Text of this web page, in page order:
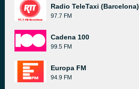
Radio TeleTaxi (Barcelona)
97.7 FM
Cadena 100
99.5 FM
Europa FM
94.9 FM